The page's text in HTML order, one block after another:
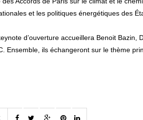
et les politiques énergétiques des
d’ouverture accueillera Benoit
Ensemble, ils échangeront sur le thème